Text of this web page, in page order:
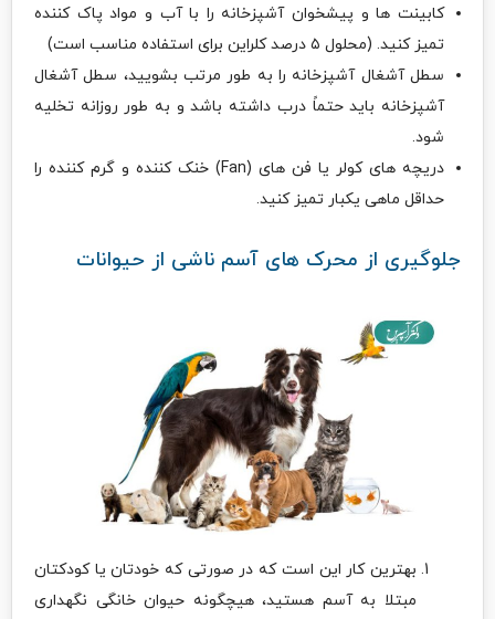
کابینت ها و پیشخوان آشپزخانه را با آب و مواد پاک کننده
تمیز کنید. (محلول ۵ درصد کلراین برای استفاده مناسب است)
سطل آشغال آشپزخانه را به طور مرتب بشویید، سطل آشغال
آشپزخانه باید حتماً درب داشته باشد و به طور روزانه تخلیه
شود.
دریچه های کولر یا فن های (Fan) خنک کننده و گرم کننده را
حداقل ماهی یکبار تمیز کنید.
جلوگیری از محرک های آسم ناشی از حیوانات
بهترین کار این است که در صورتی که خودتان یا کودکتان
مبتلا به آسم هستید، هیچگونه حیوان خانگی نگهداری